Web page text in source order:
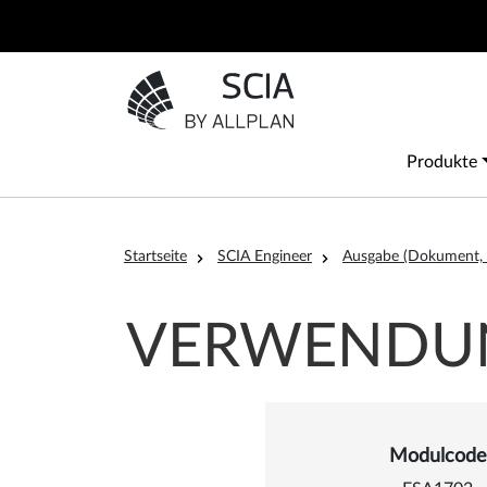
Produkte
Pfadnavigation
Startseite SCIA Engineer Ausgabe (Dokument,
Details
Modulcode